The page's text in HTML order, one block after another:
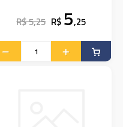
R$ 5,25 R$ 5,25